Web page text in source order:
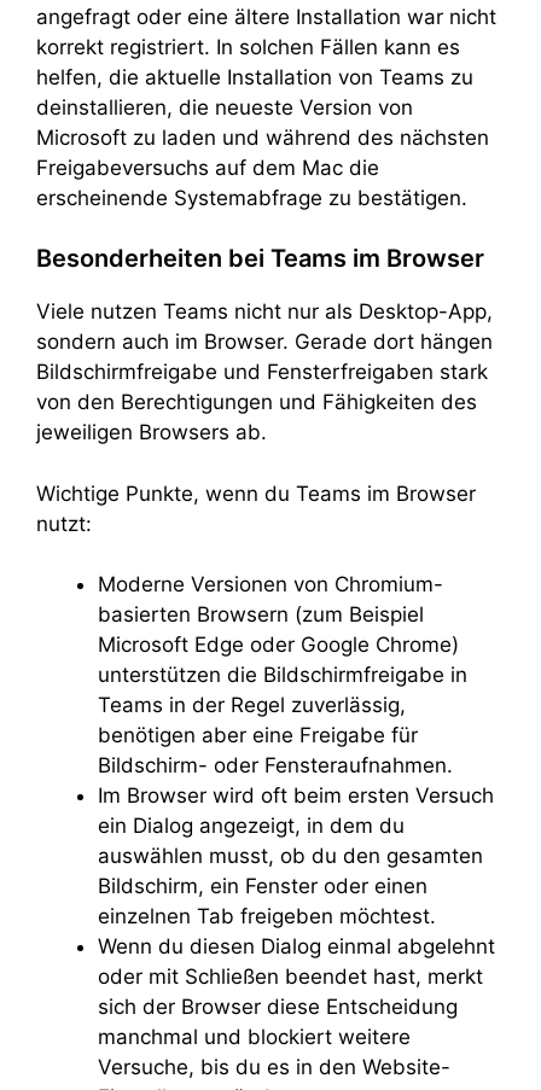
angefragt oder eine ältere Installation war nicht
korrekt registriert. In solchen Fällen kann es
helfen, die aktuelle Installation von Teams zu
deinstallieren, die neueste Version von
Microsoft zu laden und während des nächsten
Freigabeversuchs auf dem Mac die
erscheinende Systemabfrage zu bestätigen.
Besonderheiten bei Teams im Browser
Viele nutzen Teams nicht nur als Desktop-App,
sondern auch im Browser. Gerade dort hängen
Bildschirmfreigabe und Fensterfreigaben stark
von den Berechtigungen und Fähigkeiten des
jeweiligen Browsers ab.
Wichtige Punkte, wenn du Teams im Browser
nutzt:
Moderne Versionen von Chromium-
basierten Browsern (zum Beispiel
Microsoft Edge oder Google Chrome)
unterstützen die Bildschirmfreigabe in
Teams in der Regel zuverlässig,
benötigen aber eine Freigabe für
Bildschirm- oder Fensteraufnahmen.
Im Browser wird oft beim ersten Versuch
ein Dialog angezeigt, in dem du
auswählen musst, ob du den gesamten
Bildschirm, ein Fenster oder einen
einzelnen Tab freigeben möchtest.
Wenn du diesen Dialog einmal abgelehnt
oder mit Schließen beendet hast, merkt
sich der Browser diese Entscheidung
manchmal und blockiert weitere
Versuche, bis du es in den Website-